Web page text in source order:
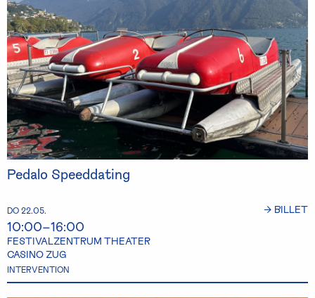
DO 22.05.
10:00–16:00
FESTIVALZENTRUM THEATER
CASINO ZUG
INTERVENTION
Pedalo Speeddating
→ BILLET